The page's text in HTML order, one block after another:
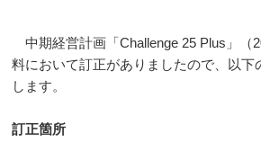
中期経営計画「Challenge 25 Plus 」（
料において訂正がありましたので、以下
します。
訂正箇所